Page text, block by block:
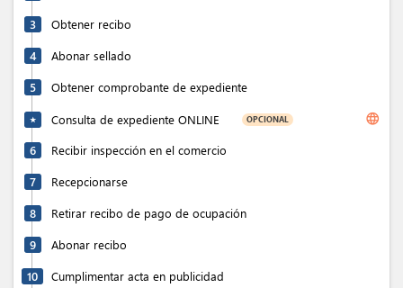
3 Obtener recibo
4 Abonar sellado
5 Obtener comprobante de expediente
★ Consulta de expediente ONLINE OPCIONAL language
6 Recibir inspección en el comercio
7 Recepcionarse
8 Retirar recibo de pago de ocupación
9 Abonar recibo
10 Cumplimentar acta en publicidad